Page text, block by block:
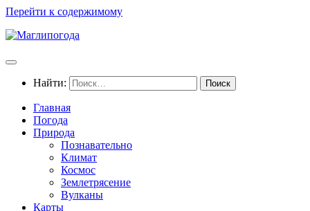
Перейти к содержимому
Найти:
Главная
Погода
Природа
Познавательно
Климат
Космос
Землетрясение
Вулканы
Карты